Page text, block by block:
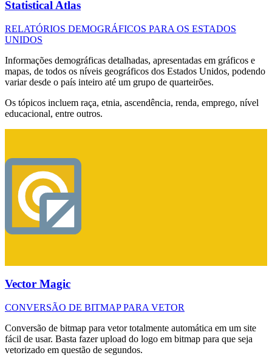
Statistical Atlas
RELATÓRIOS DEMOGRÁFICOS PARA OS ESTADOS
UNIDOS
Informações demográficas detalhadas, apresentadas em gráficos e
mapas, de todos os níveis geográficos dos Estados Unidos, podendo
variar desde o país inteiro até um grupo de quarteirões.
Os tópicos incluem raça, etnia, ascendência, renda, emprego, nível
educacional, entre outros.
Vector Magic
CONVERSÃO DE BITMAP PARA VETOR
Conversão de bitmap para vetor totalmente automática em um site
fácil de usar. Basta fazer upload do logo em bitmap para que seja
vetorizado em questão de segundos.